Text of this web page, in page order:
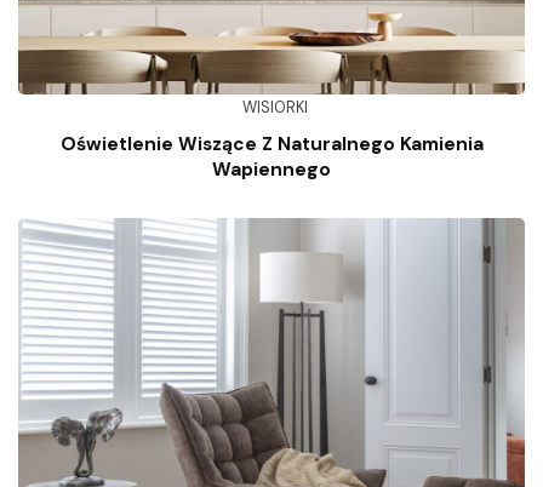
WISIORKI
Oświetlenie Wiszące Z Naturalnego Kamienia
Wapiennego